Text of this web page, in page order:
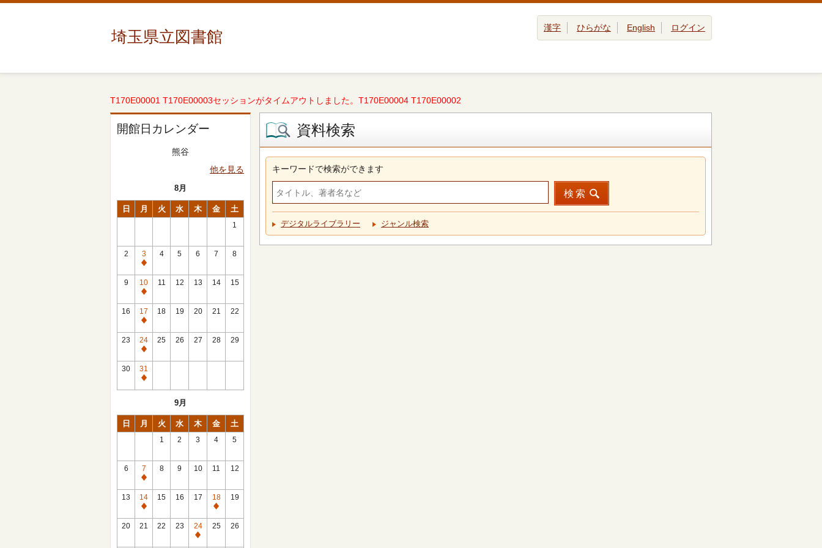
埼玉県立図書館 漢字 ひらがな English ログイン
T170E00001 T170E00003セッションがタイムアウトしました。T170E00004 T170E00002
開館日カレンダー
熊谷
他を見る
8月
日 月 火 水 木 金 土
1
2
3
休
館
日
4 5 6 7 8
9
10
休
館
日
11 12 13 14 15
16
17
休
館
日
18 19 20 21 22
23
24
休
館
日
25 26 27 28 29
30
31
休
9月
日 月 火 水 木 金 土
1 2 3 4 5
6
7
休
館
日
8 9 10 11 12
13
14
休
館
15 16 17
18
休
館
19
20 21 22 23
24
休
25 26
資料検索
キーワードで検索ができます
検索
デジタルライブラリー ジャンル検索